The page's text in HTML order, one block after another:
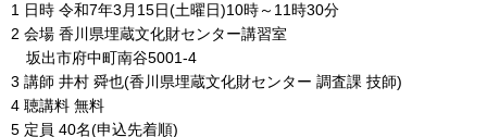
1 日時 令和7年3月15日(土曜日)10時～11時30分
2 会場 香川県埋蔵文化財センター講習室
坂出市府中町南谷5001-4
3 講師 井村 舜也(香川県埋蔵文化財センター 調査課 技師)
4 聴講料 無料
5 定員 40名(申込先着順)